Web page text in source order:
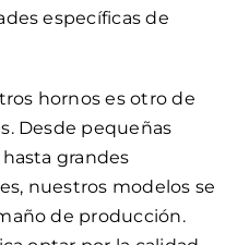
específicas de
hornos es otro de
Desde pequeñas
grandes
nuestros modelos se
de producción.